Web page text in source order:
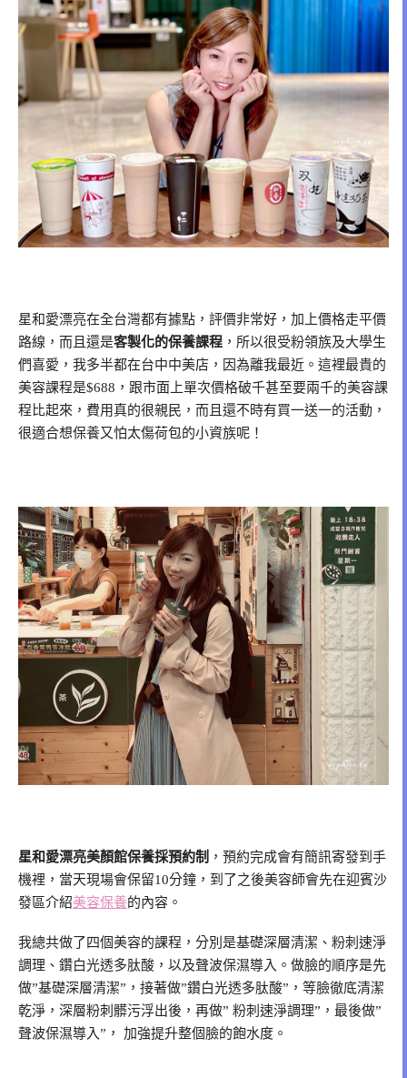
星和愛漂亮在全台灣都有據點，評價非常好，加上價格走平價
路線，而且還是客製化的保養課程 ，所以很受粉領族及大學生
們喜愛，我多半都在台中中美店，因為離我最近。這裡最貴的
美容課程是$688，跟市面上單次價格破千甚至要兩千的美容課
程比起來，費用真的很親民，而且還不時有買一送一的活動，
很適合想保養又怕太傷荷包的小資族呢！
星和愛漂亮美顏館保養採預約制 ，預約完成會有簡訊寄發到手
機裡，當天現場會保留10分鐘，到了之後美容師會先在迎賓沙
發區介紹美容保養的內容。
我總共做了四個美容的課程，分別是基礎深層清潔、粉刺速淨
調理、鑽白光透多肽酸，以及聲波保濕導入。做臉的順序是先
做”基礎深層清潔”，接著做”鑽白光透多肽酸”，等臉徹底清潔
乾淨，深層粉刺髒污浮出後，再做” 粉刺速淨調理”，最後做”
聲波保濕導入”， 加強提升整個臉的飽水度。